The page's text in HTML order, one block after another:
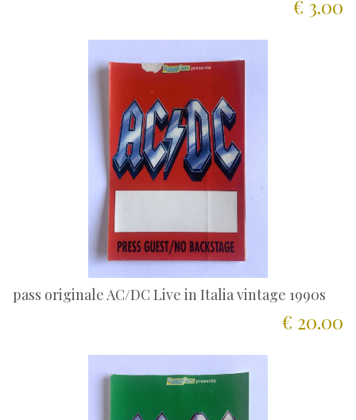
€ 3.00
pass originale AC/DC Live in Italia vintage 1990s
€ 20.00